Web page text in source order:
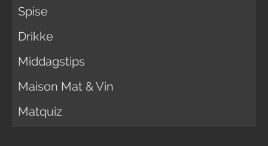
Spise
Drikke
Middagstips
Maison Mat & Vin
Matquiz